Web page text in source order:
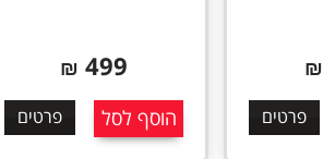
₪
פרטים
499
₪
הוסף לסל פרטים